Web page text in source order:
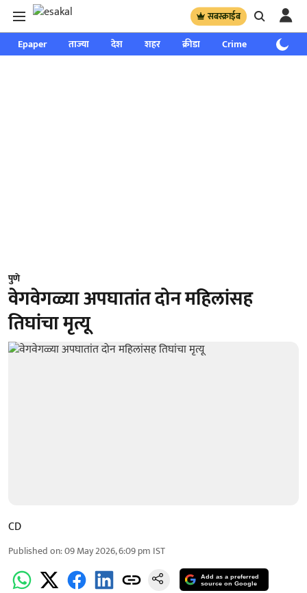
सबस्क्राईब
Epaper ताज्या देश शहर क्रीडा Crime साप्ताहिक
पुणे
वेगवेगळ्या अपघातांत दोन महिलांसह
तिघांचा मृत्यू
CD
Published on:09 May 2026, 6:09 pm IST
Add as a preferred
source on Google